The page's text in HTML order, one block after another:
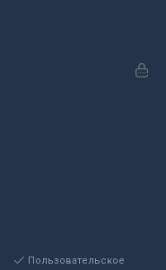
Пользовательское